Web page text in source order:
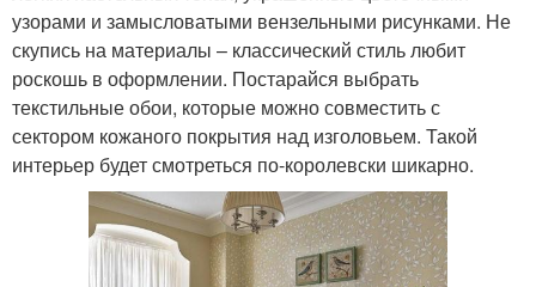
узорами и замысловатыми вензельными рисунками. Не
скупись на материалы – классический стиль любит
роскошь в оформлении. Постарайся выбрать
текстильные обои, которые можно совместить с
сектором кожаного покрытия над изголовьем. Такой
интерьер будет смотреться по-королевски шикарно.